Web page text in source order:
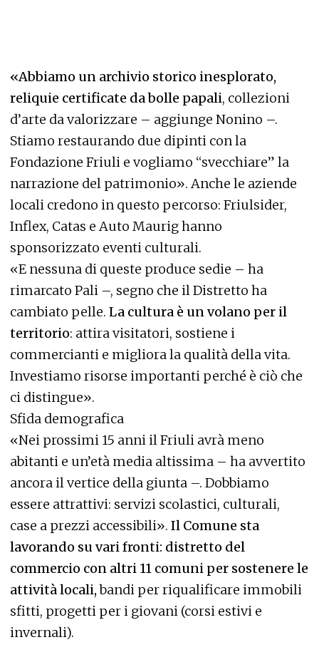
«Abbiamo un archivio storico inesplorato,
reliquie certificate da bolle papali, collezioni
d’arte da valorizzare – aggiunge Nonino –.
Stiamo restaurando due dipinti con la
Fondazione Friuli e vogliamo “svecchiare” la
narrazione del patrimonio». Anche le aziende
locali credono in questo percorso: Friulsider,
Inflex, Catas e Auto Maurig hanno
sponsorizzato eventi culturali.
«E nessuna di queste produce sedie – ha
rimarcato Pali –, segno che il Distretto ha
cambiato pelle. La cultura è un volano per il
territorio: attira visitatori, sostiene i
commercianti e migliora la qualità della vita.
Investiamo risorse importanti perché è ciò che
ci distingue».
Sfida demografica
«Nei prossimi 15 anni il Friuli avrà meno
abitanti e un’età media altissima – ha avvertito
ancora il vertice della giunta –. Dobbiamo
essere attrattivi: servizi scolastici, culturali,
case a prezzi accessibili». Il Comune sta
lavorando su vari fronti: distretto del
commercio con altri 11 comuni per sostenere le
attività locali,bandi per riqualificare immobili
sfitti, progetti per i giovani (corsi estivi e
invernali).